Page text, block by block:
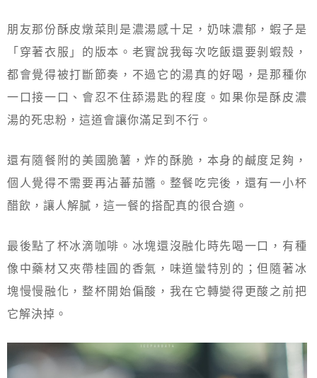
朋友那份酥皮燉菜則是濃湯感十足，奶味濃郁，蝦子是
「穿著衣服」的版本。老實說我每次吃飯還要剝蝦殼，
都會覺得被打斷節奏，不過它的湯真的好喝，是那種你
一口接一口、會忍不住舔湯匙的程度。如果你是酥皮濃
湯的死忠粉，這道會讓你滿足到不行。
還有隨餐附的美國脆薯，炸的酥脆，本身的鹹度足夠，
個人覺得不需要再沾蕃茄醬。整餐吃完後，還有一小杯
醋飲，讓人解膩，這一餐的搭配真的很合適。
最後點了杯冰滴咖啡。冰塊還沒融化時先喝一口，有種
像中藥材又夾帶桂圓的香氣，味道蠻特別的；但隨著冰
塊慢慢融化，整杯開始偏酸，我在它轉變得更酸之前把
它解決掉。